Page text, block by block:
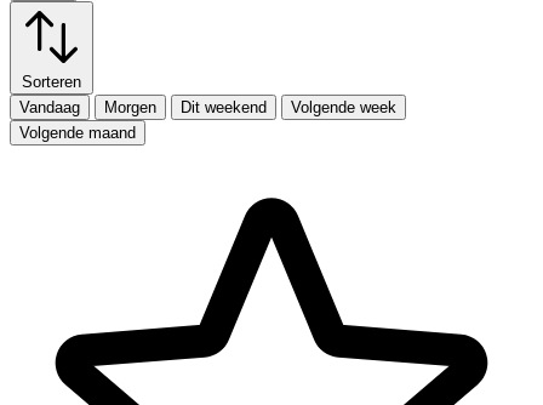
Sorteren
Vandaag
Morgen Dit weekend
Volgende week
Volgende maand